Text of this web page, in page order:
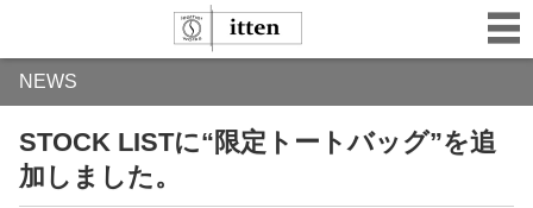
NEWS
STOCK LISTに“限定トートバッグ”を追
加しました。